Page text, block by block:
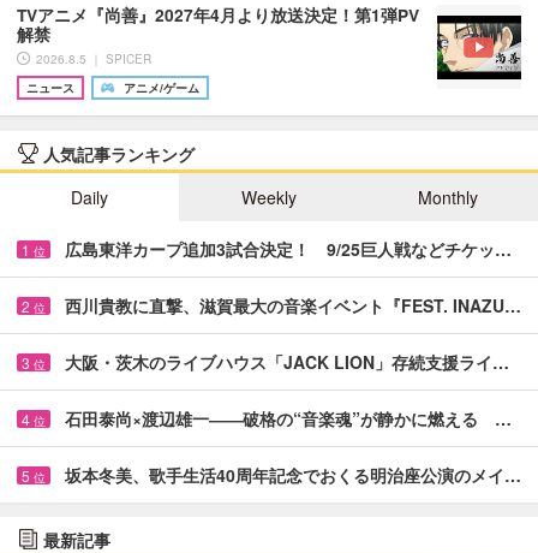
TVアニメ『尚善』2027年4月より放送決定！第1弾PV
解禁
2026.8.5 ｜ SPICER
ニュース
アニメ/ゲーム
人気記事ランキング
Daily
Weekly Monthly
1 位 広島東洋カープ追加3試合決定！ 9/25巨人戦などチケッ…
2 位 西川貴教に直撃、滋賀最大の音楽イベント『FEST. INAZU…
3 位 大阪・茨木のライブハウス「JACK LION」存続支援ライ…
4 位 石田泰尚×渡辺雄一――破格の“音楽魂”が静かに燃える …
5 位 坂本冬美、歌手生活40周年記念でおくる明治座公演のメイ…
最新記事